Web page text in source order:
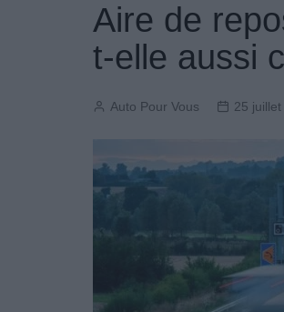
Produits Boutique
Aire de
t-elle aussi
Auto Pour Vous 25